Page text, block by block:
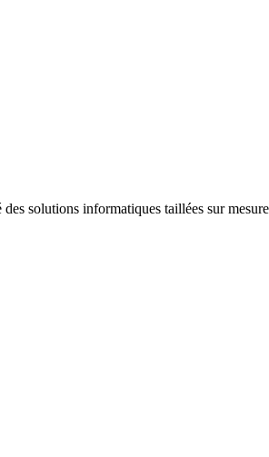
solutions informatiques taillées sur